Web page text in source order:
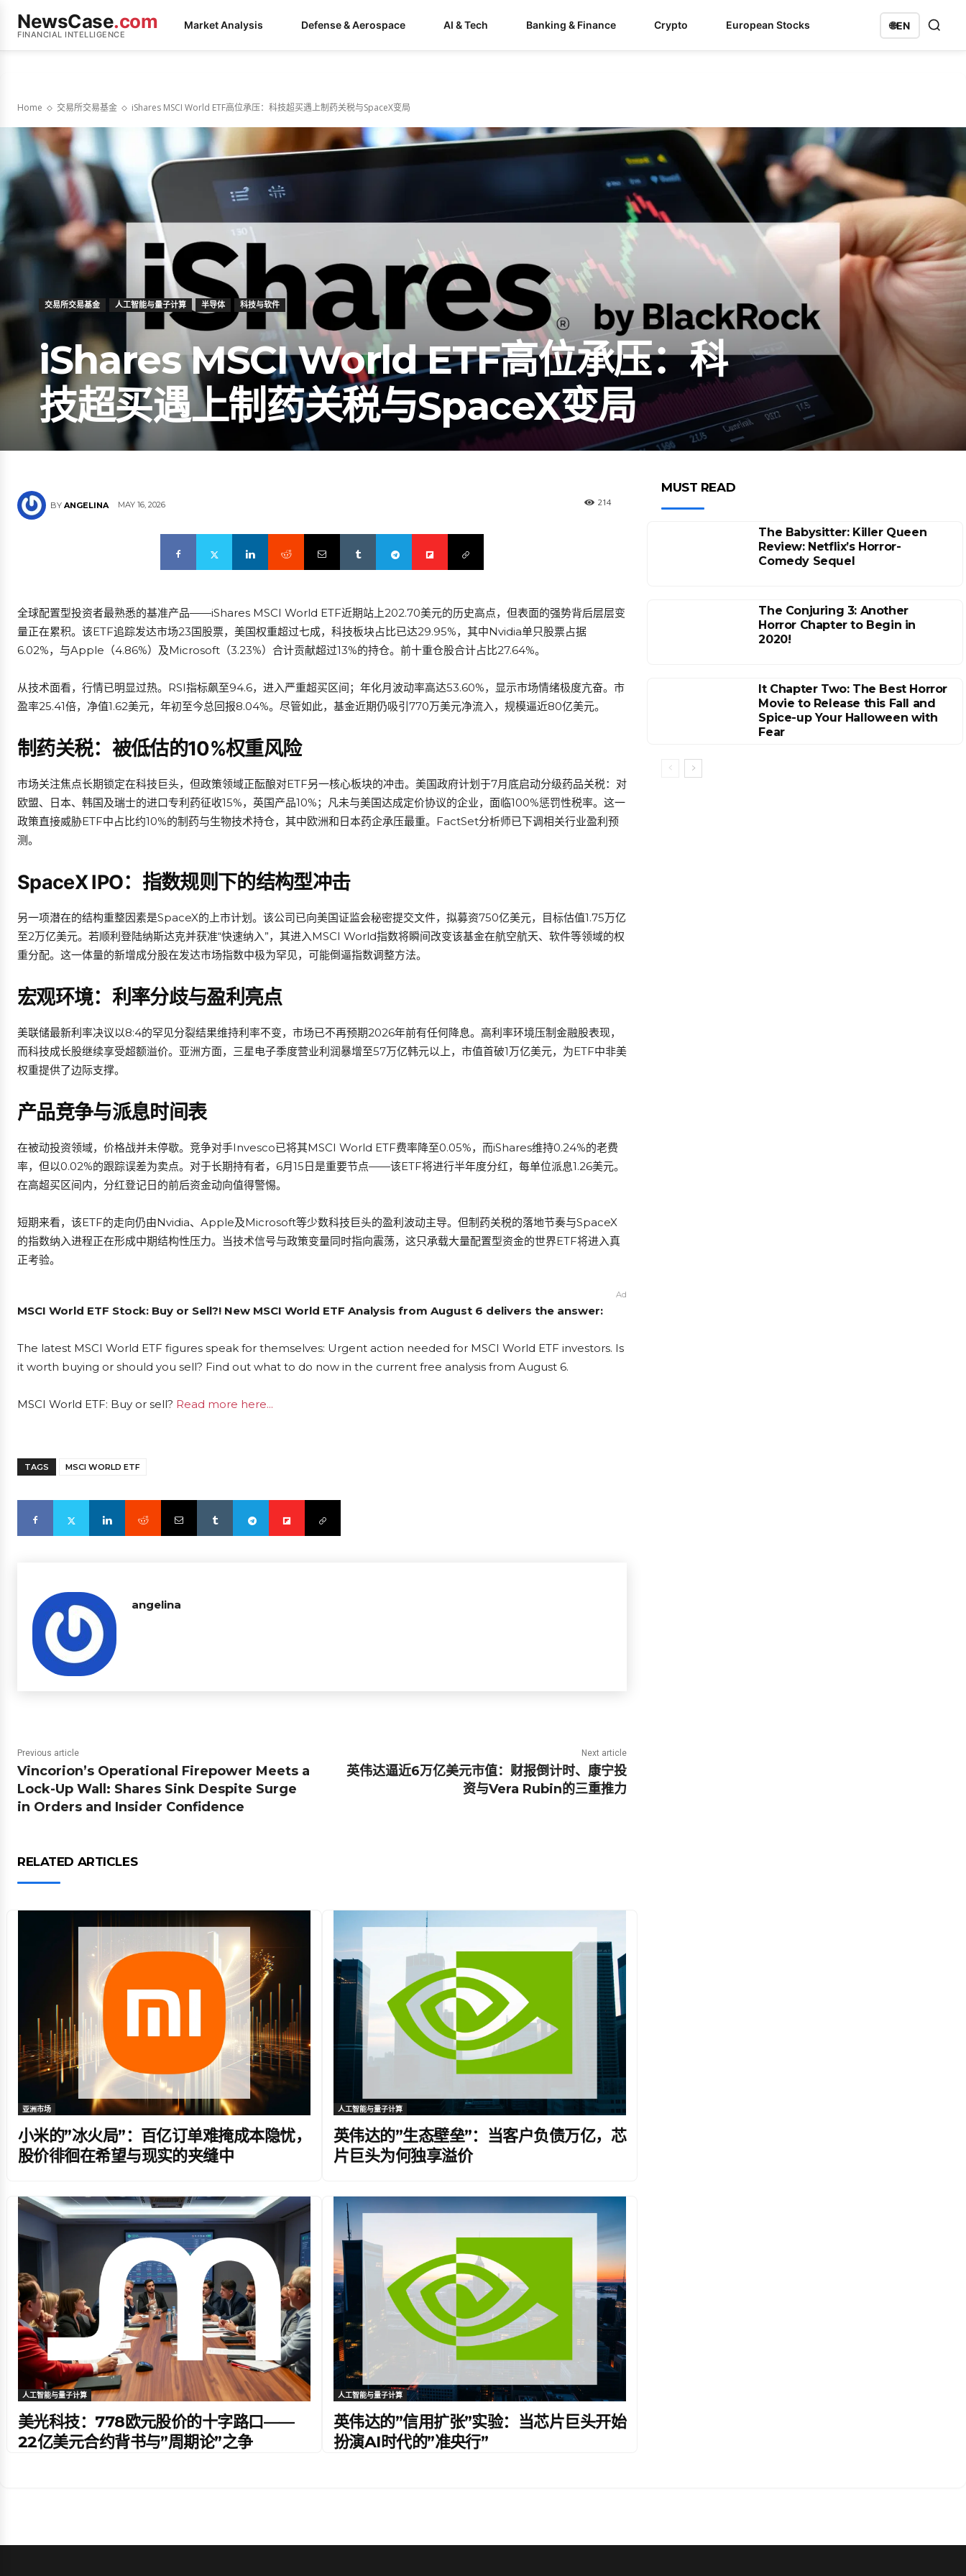
NewsCase.com
FINANCIAL INTELLIGENCE
Market Analysis Defense & Aerospace AI & Tech Banking & Finance Crypto European Stocks 🌐EN
Home 交易所交易基金 iShares MSCI World ETF高位承压：科技超买遇上制药关税与SpaceX变局
交易所交易基金 人工智能与量子计算 半导体 科技与软件
iShares MSCI World ETF高位承压：科
技超买遇上制药关税与SpaceX变局
BY ANGELINA MAY 16, 2026 214
全球配置型投资者最熟悉的基准产品——iShares MSCI World ETF近期站上202.70美元的历史高点，但表面的强势背后层层变
量正在累积。该ETF追踪发达市场23国股票，美国权重超过七成，科技板块占比已达29.95%，其中Nvidia单只股票占据
6.02%，与Apple（4.86%）及Microsoft（3.23%）合计贡献超过13%的持仓。前十重仓股合计占比27.64%。
从技术面看，行情已明显过热。RSI指标飙至94.6，进入严重超买区间；年化月波动率高达53.60%，显示市场情绪极度亢奋。市
盈率25.41倍，净值1.62美元，年初至今总回报8.04%。尽管如此，基金近期仍吸引770万美元净流入，规模逼近80亿美元。
制药关税：被低估的10%权重风险
市场关注焦点长期锁定在科技巨头，但政策领域正酝酿对ETF另一核心板块的冲击。美国政府计划于7月底启动分级药品关税：对
欧盟、日本、韩国及瑞士的进口专利药征收15%，英国产品10%；凡未与美国达成定价协议的企业，面临100%惩罚性税率。这一
政策直接威胁ETF中占比约10%的制药与生物技术持仓，其中欧洲和日本药企承压最重。FactSet分析师已下调相关行业盈利预
测。
SpaceX IPO：指数规则下的结构型冲击
另一项潜在的结构重整因素是SpaceX的上市计划。该公司已向美国证监会秘密提交文件，拟募资750亿美元，目标估值1.75万亿
至2万亿美元。若顺利登陆纳斯达克并获准“快速纳入”，其进入MSCI World指数将瞬间改变该基金在航空航天、软件等领域的权
重分配。这一体量的新增成分股在发达市场指数中极为罕见，可能倒逼指数调整方法。
宏观环境：利率分歧与盈利亮点
美联储最新利率决议以8:4的罕见分裂结果维持利率不变，市场已不再预期2026年前有任何降息。高利率环境压制金融股表现，
而科技成长股继续享受超额溢价。亚洲方面，三星电子季度营业利润暴增至57万亿韩元以上，市值首破1万亿美元，为ETF中非美
权重提供了边际支撑。
产品竞争与派息时间表
在被动投资领域，价格战并未停歇。竞争对手Invesco已将其MSCI World ETF费率降至0.05%，而iShares维持0.24%的老费
率，但以0.02%的跟踪误差为卖点。对于长期持有者，6月15日是重要节点——该ETF将进行半年度分红，每单位派息1.26美元。
在高超买区间内，分红登记日的前后资金动向值得警惕。
短期来看，该ETF的走向仍由Nvidia、Apple及Microsoft等少数科技巨头的盈利波动主导。但制药关税的落地节奏与SpaceX
的指数纳入进程正在形成中期结构性压力。当技术信号与政策变量同时指向震荡，这只承载大量配置型资金的世界ETF将进入真
正考验。
Ad
MSCI World ETF Stock: Buy or Sell?! New MSCI World ETF Analysis from August 6 delivers the answer:
The latest MSCI World ETF figures speak for themselves: Urgent action needed for MSCI World ETF investors. Is
it worth buying or should you sell? Find out what to do now in the current free analysis from August 6.
MSCI World ETF: Buy or sell? Read more here...
TAGS MSCI WORLD ETF
angelina
Previous article
Vincorion’s Operational Firepower Meets a
Lock-Up Wall: Shares Sink Despite Surge
in Orders and Insider Confidence
Next article
英伟达逼近6万亿美元市值：财报倒计时、康宁投
资与Vera Rubin的三重推力
RELATED ARTICLES
亚洲市场
小米的”冰火局”：百亿订单难掩成本隐忧，
股价徘徊在希望与现实的夹缝中
人工智能与量子计算
英伟达的”生态壁垒”：当客户负债万亿，芯
片巨头为何独享溢价
人工智能与量子计算
美光科技：778欧元股价的十字路口——
22亿美元合约背书与”周期论”之争
人工智能与量子计算
英伟达的”信用扩张”实验：当芯片巨头开始
扮演AI时代的”准央行”
MUST READ
The Babysitter: Killer Queen
Review: Netflix’s Horror-
Comedy Sequel
The Conjuring 3: Another
Horror Chapter to Begin in
2020!
It Chapter Two: The Best Horror
Movie to Release this Fall and
Spice-up Your Halloween with
Fear